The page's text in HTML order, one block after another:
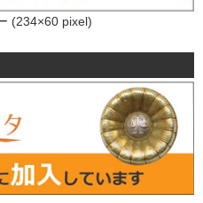
(234×60 pixel)